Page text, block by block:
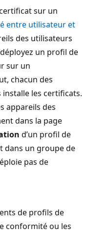
sur un
entre utilisateur et
des utilisateurs
un profil de
sur un
chacun des
les certificats.
appareils des
dans la page
d’un profil de
dans un groupe de
pas de
de profils de
conformité ou les